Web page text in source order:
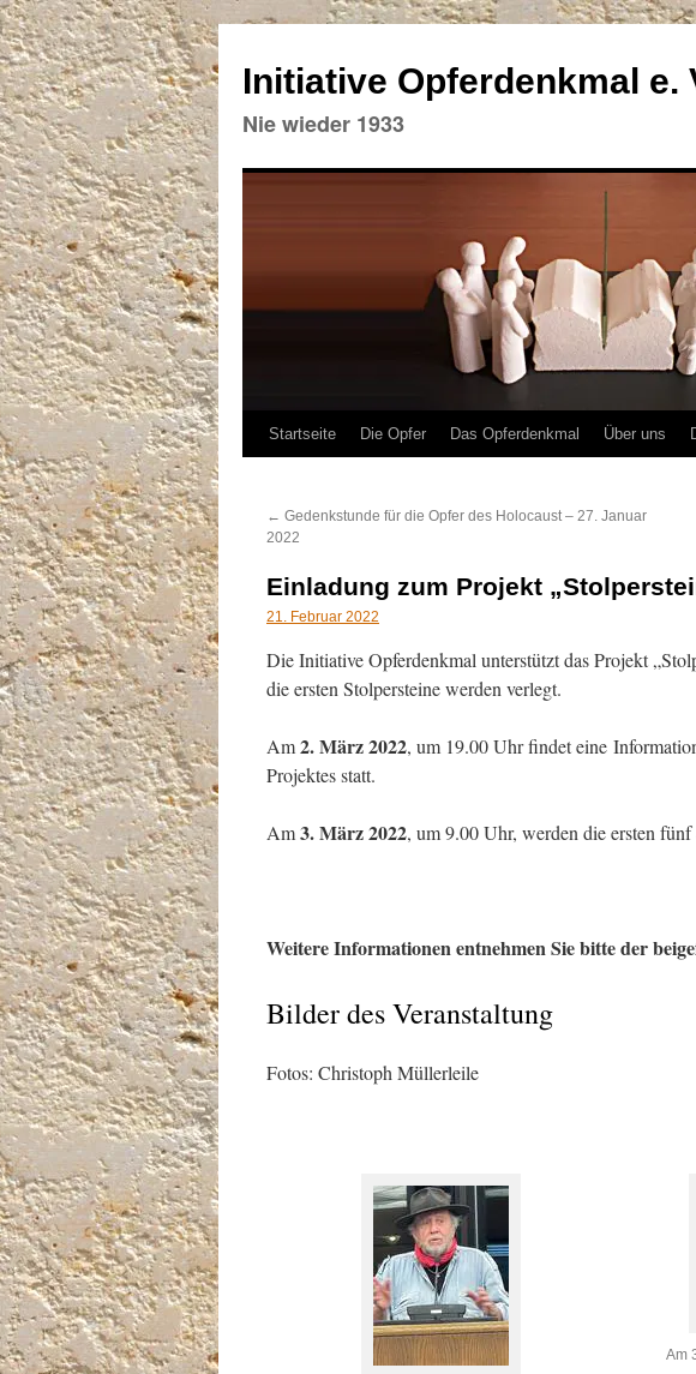
Initiative Opferdenkmal e.
Nie wieder 1933
Zum
springen
Startseite Die Opfer Das Opferdenkmal Über uns
← Gedenkstunde für die Opfer des Holocaust – 27. Januar
2022
Einladung zum Projekt
21. Februar 2022
Die Initiative Opferdenkmal unterstützt das Projekt
die ersten Stolpersteine werden verlegt.
Am2. März 2022, um 19.00 Uhr findet eine
Projektes statt.
Am3. März 2022, um 9.00 Uhr, werden die ersten fünf
Weitere Informationen entnehmen Sie bitte der
Bilder des Veranstaltung
Fotos: Christoph Müllerleile
Am